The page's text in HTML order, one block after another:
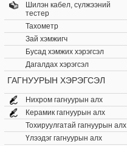
Шилэн кабел, cүлжээний
тестер
Тахометр
Зай хэмжигч
Бусад хэмжих хэрэгсэл
Дагалдах хэрэгсэл
ГАГНУУРЫН ХЭРЭГСЭЛ
Нихром гагнуурын алх
Керамик гагнуурын алх
Тохируулгатай гагнуурын алх
Үлээдэг гагнуурын алх